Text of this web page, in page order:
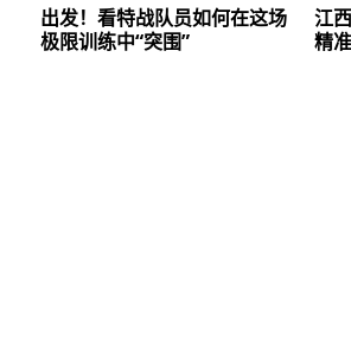
更登记不受户籍限制
阳密接者核酸检测均为阴性
出发！看特战队员如何在这场
极限训练中“突围”
江
精